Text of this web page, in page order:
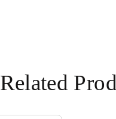
Related